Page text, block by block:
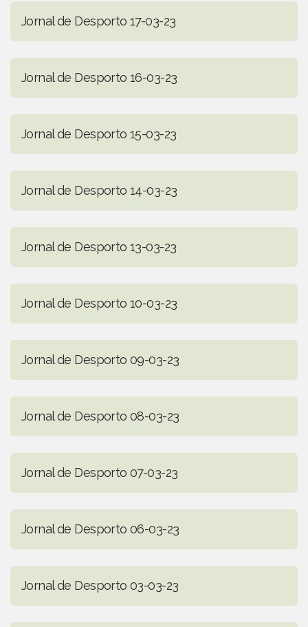
Jornal de Desporto 17-03-23
Jornal de Desporto 16-03-23
Jornal de Desporto 15-03-23
Jornal de Desporto 14-03-23
Jornal de Desporto 13-03-23
Jornal de Desporto 10-03-23
Jornal de Desporto 09-03-23
Jornal de Desporto 08-03-23
Jornal de Desporto 07-03-23
Jornal de Desporto 06-03-23
Jornal de Desporto 03-03-23